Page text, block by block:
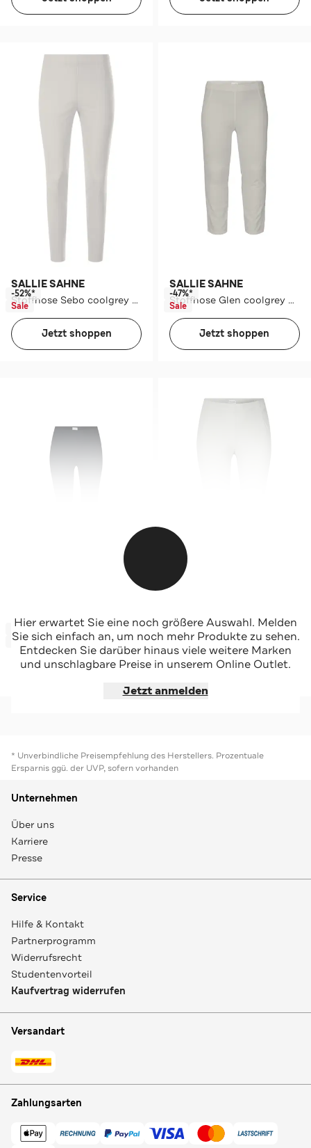
SALLIE SAHNE
Stoffhose Sebo coolgrey Skinny
-52%*
Sale
Jetzt shoppen
SALLIE SAHNE
Stoffhose Glen coolgrey Straight
-47%*
Sale
Jetzt shoppen
SALLIE SAHNE
Stoffhose ROBIN midnight Straight
-50%*
Sale
Jetzt shoppen
SALLIE SAHNE
Stoffhose Robin coolgrey Straight
-47%*
Sale
Jetzt shoppen
Hier erwartet Sie eine noch größere Auswahl. Melden
Sie sich einfach an, um noch mehr Produkte zu sehen.
Entdecken Sie darüber hinaus viele weitere Marken
und unschlagbare Preise in unserem Online Outlet.
Jetzt anmelden
* Unverbindliche Preisempfehlung des Herstellers. Prozentuale
Ersparnis ggü. der UVP, sofern vorhanden
Unternehmen
Über uns
Karriere
Presse
Service
Hilfe & Kontakt
Partnerprogramm
Widerrufsrecht
Studentenvorteil
Kaufvertrag widerrufen
Versandart
Zahlungsarten